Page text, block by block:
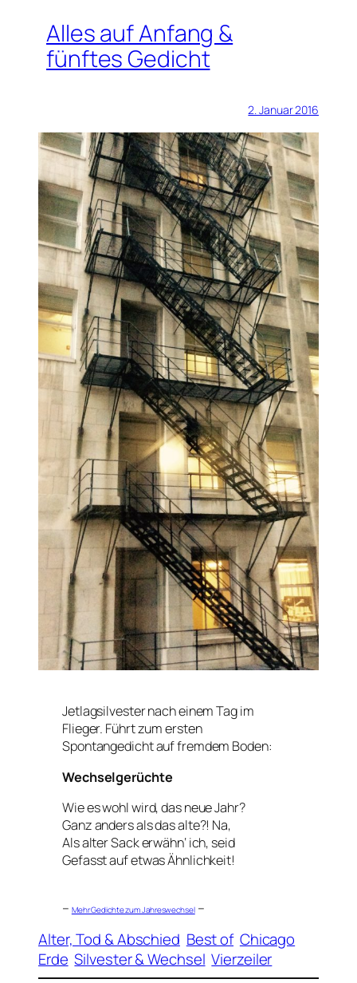
Alles auf Anfang &
fünftes Gedicht
2. Januar 2016
Jetlagsilvester nach einem Tag im
Flieger. Führt zum ersten
Spontangedicht auf fremdem Boden:
Wechselgerüchte
Wie es wohl wird, das neue Jahr?
Ganz anders als das alte?! Na,
Als alter Sack erwähn‘ ich, seid
Gefasst auf etwas Ähnlichkeit!
– Mehr Gedichte zum Jahreswechsel–
Alter, Tod & Abschied Best of Chicago
Erde Silvester & Wechsel Vierzeiler